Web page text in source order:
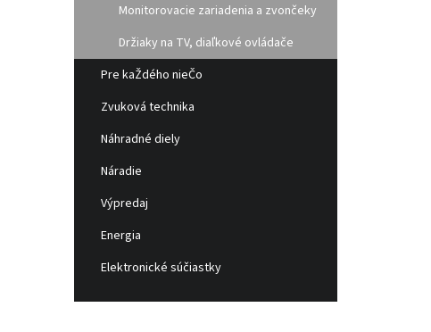
Monitorovacie zariadenia a zvončeky
Držiaky na TV, diaľkové ovládače
Pre kaŽdého nieČo
Zvuková technika
Náhradné diely
Náradie
Výpredaj
Energia
Elektronické súčiastky